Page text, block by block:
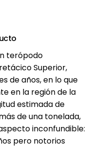
terópodo
Superior,
de años, en lo que
en la región de la
estimada de
de una tonelada,
inconfundible:
pero notorios